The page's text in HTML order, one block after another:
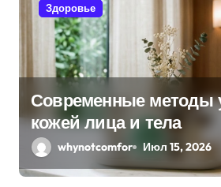
Здоровье
Современные методы
кожей лица и тела
whynotcomfor Июл 15, 2026